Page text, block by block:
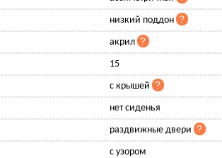
низкий поддон
акрил
15
с крышей
нет сиденья
раздвижные двери
с узором